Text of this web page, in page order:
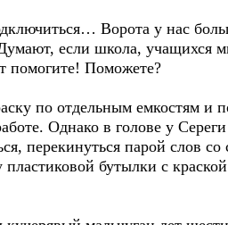
Ворота у нас
если школа, учащихся
помогите! Поможете?
по отдельным емкостям и
Однако в голове у Сереги
перекинуться парой слов
бутылки с